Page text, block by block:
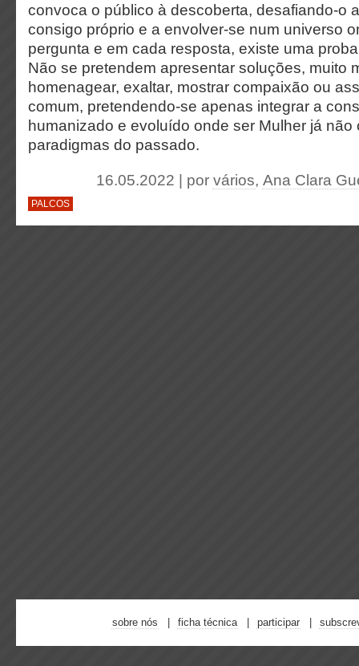
convoca o público à descoberta, desafiando-o
consigo próprio e a envolver-se num universo
pergunta e em cada resposta, existe uma
Não se pretendem apresentar soluções, muito
homenagear, exaltar, mostrar compaixão ou
comum, pretendendo-se apenas integrar a
humanizado e evoluído onde ser Mulher já não
paradigmas do passado.
PALCOS
16.05.2022 | por vários, Ana Clara
sobre nós ficha técnica participar